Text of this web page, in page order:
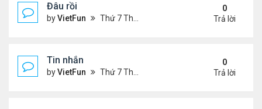
Đâu rồi
byVietFun Thứ 7 Tháng 11 06, 2021 2:36 pm
0
Trả lời
Tin nhắn
byVietFun Thứ 7 Tháng 11 06, 2021 9:42 am
0
Trả lời